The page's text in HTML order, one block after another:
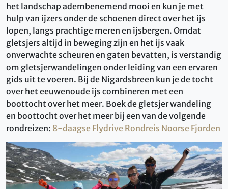
het landschap adembenemend mooi en kun je met
hulp van ijzers onder de schoenen direct over het ijs
lopen, langs prachtige meren en ijsbergen. Omdat
gletsjers altijd in beweging zijn en het ijs vaak
onverwachte scheuren en gaten bevatten, is verstandig
om gletsjerwandelingen onder leiding van een ervaren
gids uit te voeren. Bij de Nigardsbreen kun je de tocht
over het eeuwenoude ijs combineren met een
boottocht over het meer. Boek de gletsjer wandeling
en boottocht over het meer bij een van de volgende
rondreizen: 8-daagse Flydrive Rondreis Noorse Fjorden